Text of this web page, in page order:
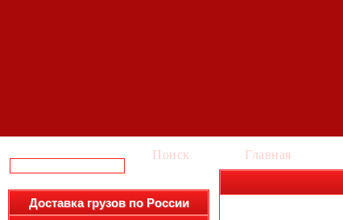
Поиск
Доставка грузов по России
Главная